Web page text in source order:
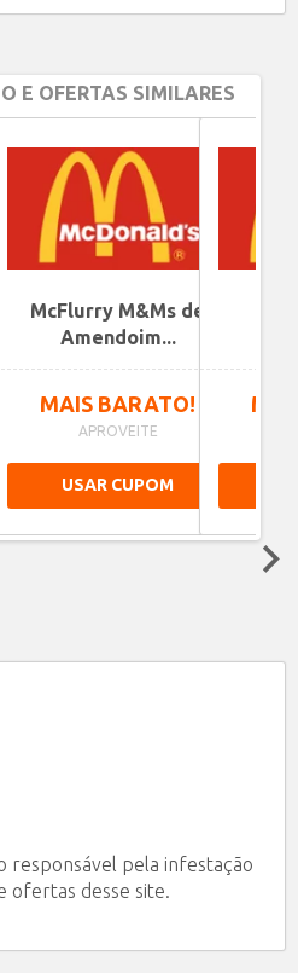
E OFERTAS SIMILARES
McFlurry M&Ms de
Amendoim...
MAIS BARATO!
APROVEITE
USAR CUPOM
responsável pela infestação
ofertas desse site.